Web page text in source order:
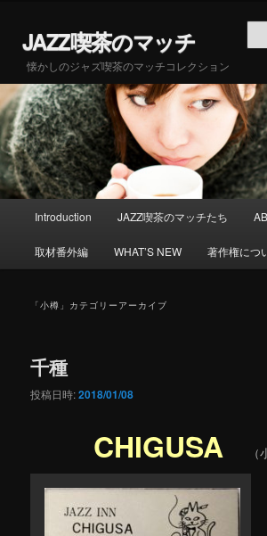
JAZZ喫茶のマッチ
懐かしのジャズ喫茶のマッチコレクション
Introduction JAZZ喫茶のマッチたち
取材番外編 WHAT’S NEW 著作権につ
「小樽 」カテゴリーアーカイブ
千種
投稿日時:2018/01/08
CHIGUSA （小